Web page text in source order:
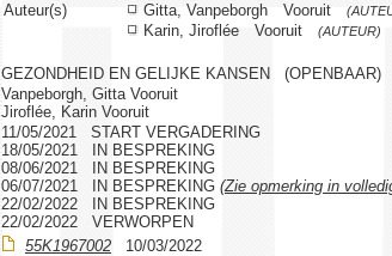
Auteur(s)
Gitta, Vanpeborgh Vooruit
Karin, Jiroflée Vooruit (AUTEUR)
GEZONDHEID EN GELIJKE KANSEN (OPENBAAR)
Vanpeborgh, Gitta Vooruit
Jiroflée, Karin Vooruit
11/05/2021 START VERGADERING
18/05/2021 IN BESPREKING
08/06/2021 IN BESPREKING
06/07/2021 IN BESPREKING (Zie opmerking in
22/02/2022 IN BESPREKING
22/02/2022 VERWORPEN
55K1967002 10/03/2022